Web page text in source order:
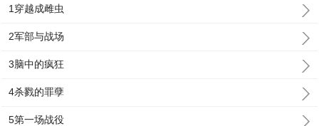
1穿越成雌虫
2军部与战场
3脑中的疯狂
4杀戮的罪孽
5第一场战役